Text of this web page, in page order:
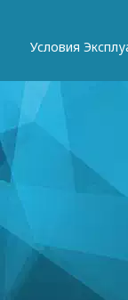
Условия